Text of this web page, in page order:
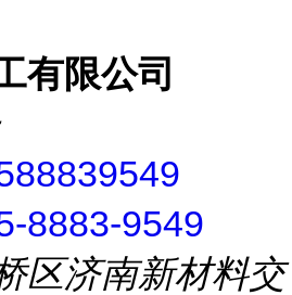
有限公司
8883-9549
区济南新材料交